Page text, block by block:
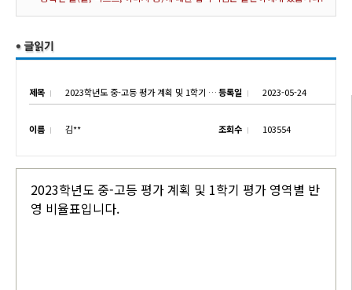
제목 2023학년도 중-고등 평가 계획 및 1학기 평가 영역별 반영 비율표등록일 2023-05-24
이름 김** 조회수 103554
2023학년도 중-고등 평가 계획 및 1학기 평가 영역별 반
영 비율표입니다.